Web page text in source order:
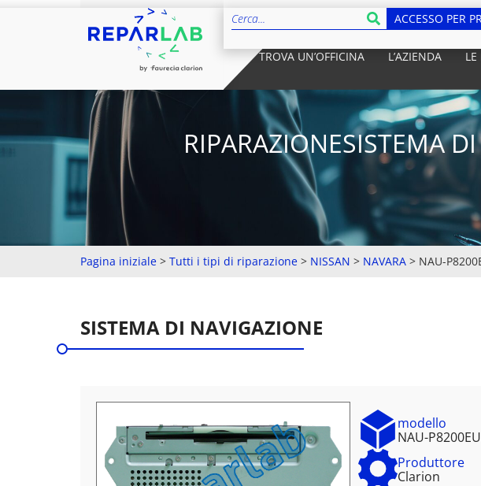
ACCESSO PER
TROVA UN’OFFICINA L’AZIENDA
RIPARAZIONESISTEMA
Pagina iniziale > Tutti i tipi di riparazione > NISSAN > NAVARA > NAU-
SISTEMA DI NAVIGAZIONE
modello
NAU-
Produttore
Clarion